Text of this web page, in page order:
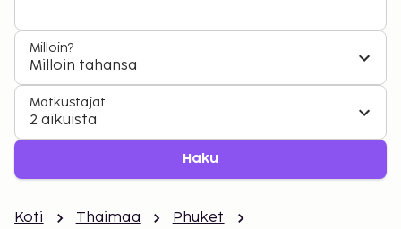
Milloin?
Milloin tahansa
Matkustajat
2 aikuista
Haku
Koti Thaimaa
Phuket